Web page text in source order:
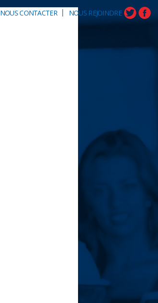
NOUS CONTACTER| NOUS REJOINDRE